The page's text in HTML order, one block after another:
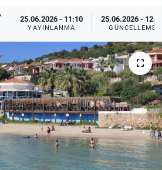
25.06.2026 - 11:10
YAYINLANMA
25.06.2026 -
GÜNCELLEME